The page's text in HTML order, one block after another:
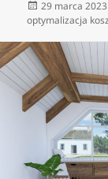
Data
publikacji
29 marca 2023
optymalizacja